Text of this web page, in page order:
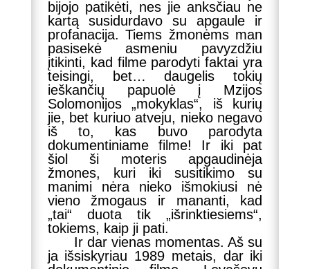
bijojo patikėti, nes jie anksčiau ne
kartą susidurdavo su apgaule ir
profanacija. Tiems žmonėms man
pasisekė asmeniu pavyzdžiu
įtikinti, kad filme parodyti faktai yra
teisingi, bet… daugelis tokių
ieškančių papuolė į Mzijos
Solomonijos „mokyklas“, iš kurių
jie, bet kuriuo atveju, nieko negavo
iš to, kas buvo parodyta
dokumentiniame filme! Ir iki pat
šiol ši moteris apgaudinėja
žmones, kuri iki susitikimo su
manimi nėra nieko išmokiusi nė
vieno žmogaus ir mananti, kad
„tai“ duota tik „išrinktiesiems“,
tokiems, kaip ji pati.
Ir dar vienas momentas. Aš su
ja išsiskyriau 1989 metais, dar iki